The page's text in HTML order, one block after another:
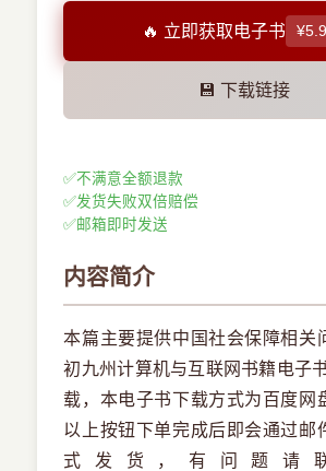
🔥 立即获取电子书
💾 下载链接
✅不满意全额退款
✅发货失败双倍赔偿
✅邮箱即时发送
内容简介
本篇主要提供中国社会保障相关
初九州计算机与互联网书籍电子
载，本电子书下载方式为百度网
以上按钮下单完成后即会通过邮
式发货，有问题请